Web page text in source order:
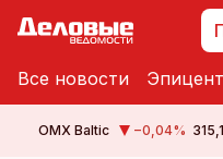
Все новости
OMX Baltic −0,04%